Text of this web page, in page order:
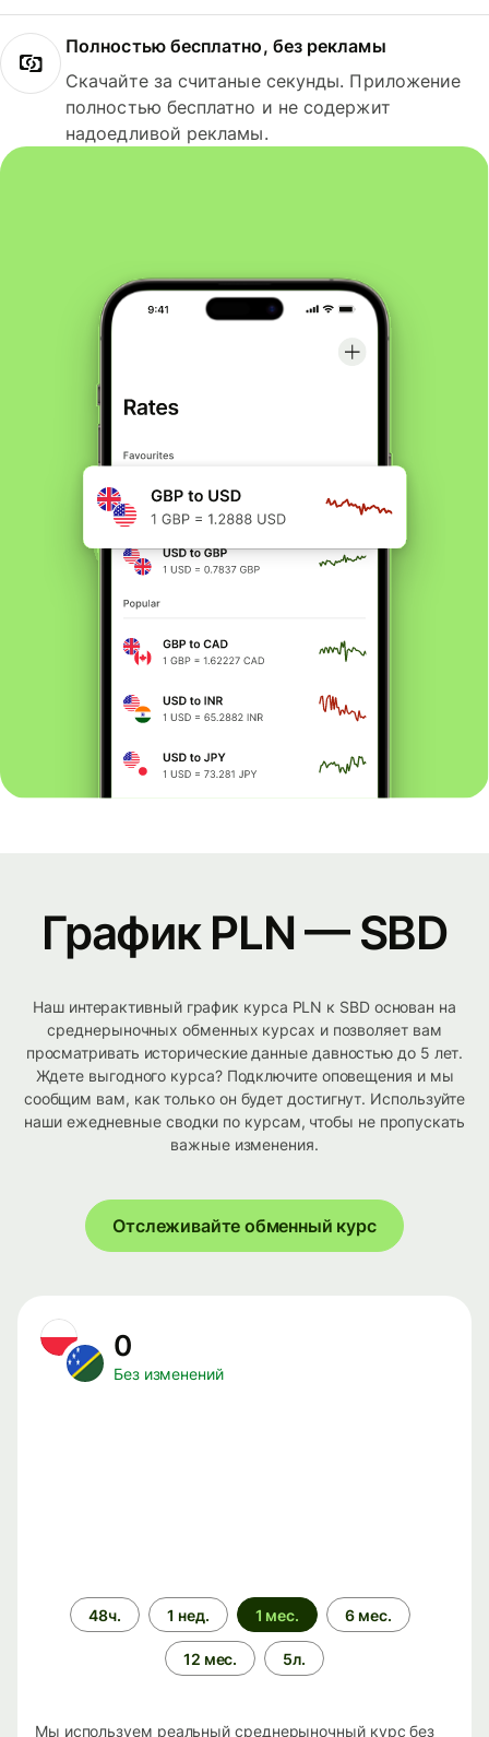
Полностью бесплатно, без рекламы
Скачайте за считаные секунды. Приложение
полностью бесплатно и не содержит
надоедливой рекламы.
График PLN — SBD
Наш интерактивный график курса PLN к SBD основан на
среднерыночных обменных курсах и позволяет вам
просматривать исторические данные давностью до 5 лет.
Ждете выгодного курса? Подключите оповещения и мы
сообщим вам, как только он будет достигнут. Используйте
наши ежедневные сводки по курсам, чтобы не пропускать
важные изменения.
Отслеживайте обменный курс
0
Без изменений
Период
времени
48ч. 1 нед. 1 мес. 6 мес.
12 мес. 5л.
Мы используем реальный среднерыночный курс без